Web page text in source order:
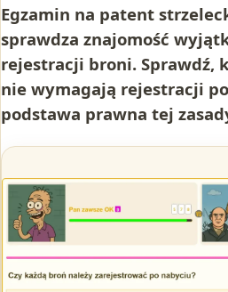
Egzamin na patent
sprawdza znajomość
rejestracji broni. Sprawdź,
nie wymagają rejestracji
podstawa prawna tej